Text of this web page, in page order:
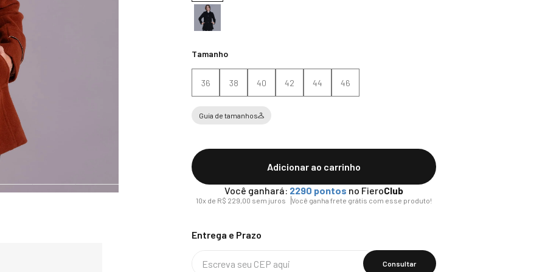
Tamanho
36 38 40 42 44 46
Guia de tamanhos
Adicionar ao carrinho
Você ganhará: 2290 pontos no FieroClub
10x de R$ 229,00 sem juros Você ganha frete grátis com esse produto!
Frete